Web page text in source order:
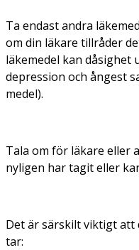
Ta endast andra
om din läkare tillråder
läkemedel kan dåsighet
depression och ångest
medel).
Tala om för läkare eller
nyligen har tagit eller
Det är särskilt viktigt att
tar: